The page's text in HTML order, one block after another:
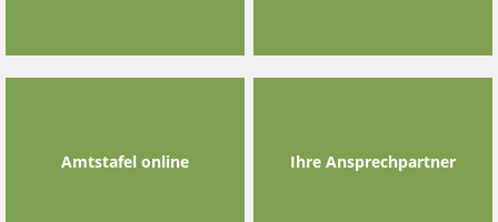
Amtstafel online Ihre Ansprechpartner